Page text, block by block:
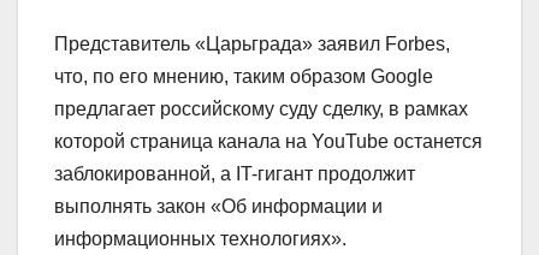
Представитель «Царьграда» заявил Forbes,
что, по его мнению, таким образом Google
предлагает российскому суду сделку, в рамках
которой страница канала на YouTube останется
заблокированной, а IT-гигант продолжит
выполнять закон «Об информации и
информационных технологиях».